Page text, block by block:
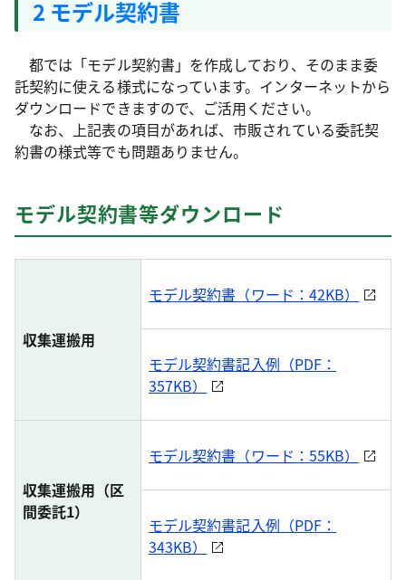
2 モデル契約書
都では「モデル契約書」を作成しており、そのまま委
託契約に使える様式になっています。インターネットから
ダウンロードできますので、ご活用ください。
なお、上記表の項目があれば、市販されている委託契
約書の様式等でも問題ありません。
モデル契約書等ダウンロード
収集運搬用
モデル契約書（ワード：42KB）
モデル契約書記入例（PDF：
357KB）
収集運搬用（区
間委託1）
モデル契約書（ワード：55KB）
モデル契約書記入例（PDF：
343KB）